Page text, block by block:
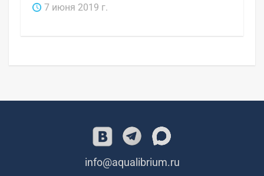
7 июня 2019 г.
info@aqualibrium.ru